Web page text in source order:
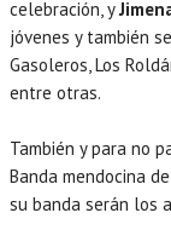
celebración, y
jóvenes y también
Gasoleros, Los
entre otras.
También y para no
Banda mendocina
su banda serán los